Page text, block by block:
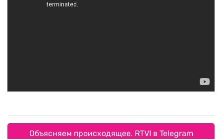
Объясняем происходящее. RTVI в Telegram